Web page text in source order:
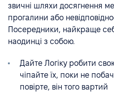
звичні шляхи досягнення
прогалини або
Посередники, найкраще
наодинці з собою.
Дайте Логіку робити
чіпайте їх, поки не
повірте, він того вартий